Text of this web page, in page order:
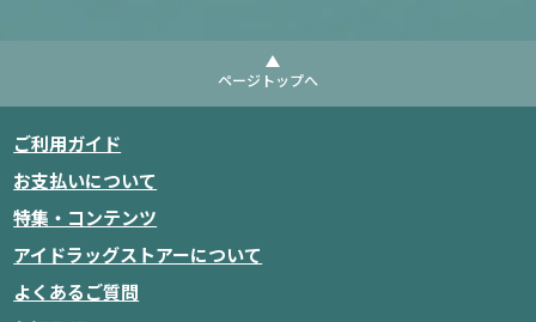
ページトップへ
ご利用ガイド
お支払いについて
特集・コンテンツ
アイドラッグストアーについて
よくあるご質問